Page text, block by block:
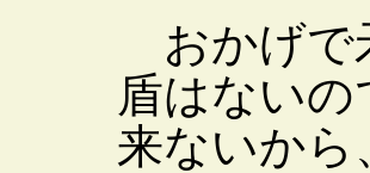
おかげで
盾はない
来ないから